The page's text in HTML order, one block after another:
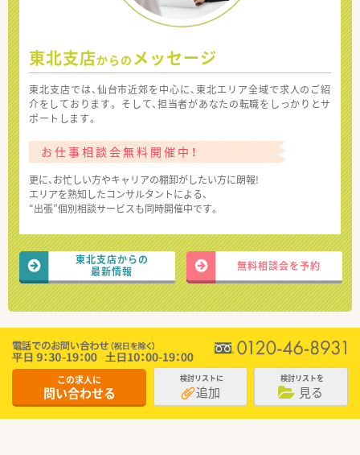
東北支店からの メッセージ
東北支店では、仙台市近郊を中心に、東北エリア全域で求人のご紹
介をしております。 そして、担当者があなたの転職をしっかりとサ
ポートします。
お仕事相談会無料開催中！
更に、お忙しい方やキャリアの棚卸がしたい方に朗報!
エリアを熟知したコンサルタントによる、
“出張”個別相談サービスも同時開催中です。
東北支店からの
最新情報
無料相談会を予約
この求人に
問い合わせる
検討リストに
追加
検討リストを
見る